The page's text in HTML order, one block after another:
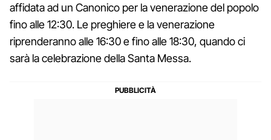
affidata ad un Canonico per la venerazione del popolo
fino alle 12:30. Le preghiere e la venerazione
riprenderanno alle 16:30 e fino alle 18:30, quando ci
sarà la celebrazione della Santa Messa.